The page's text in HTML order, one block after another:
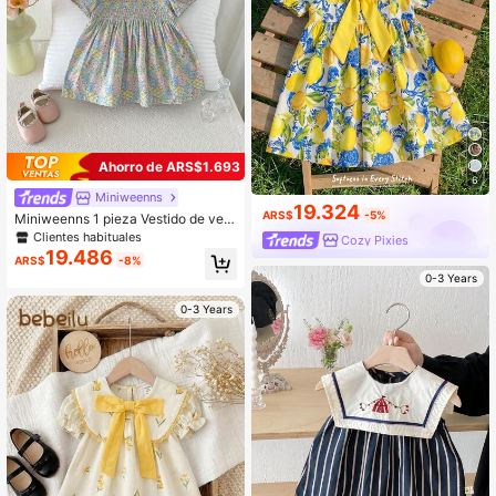
Ahorro de ARS$1.693
Miniweenns
Miniweenns 1 pieza Vestido de vera
no para niñas pequeñas, patrón flor
al colorido, cuello de encaje, manga
abullonada, estilo dulce de princes
Clientes habituales
ARS$19.486 -8%
0-3 Years
6
ARS$19.324 -5%
Cozy Pixies
0-3 Years